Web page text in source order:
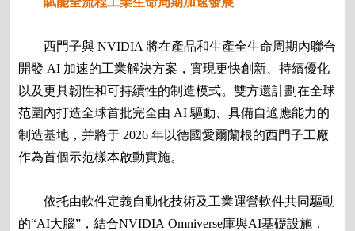
西門子與 NVIDIA 將在產品和生產全生命周期內聯合
開發 AI 加速的工業解決方案，實現更快創新、持續優化
以及更具韌性和可持續性的制造模式。雙方還計劃在全球
范圍內打造全球首批完全由 AI 驅動、具備自適應能力的
制造基地，并將于 2026 年以德國愛爾蘭根的西門子工廠
作為首個示范樣本啟動實施。
依托由軟件定義自動化技術及工業運營軟件共同驅動
的“AI大腦”，結合NVIDIA Omniverse庫與AI基礎設施，